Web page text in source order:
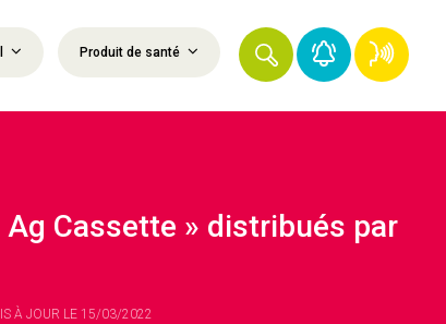
Produit de santé
Ag Cassette » distribués par
À JOUR LE 15/03/2022